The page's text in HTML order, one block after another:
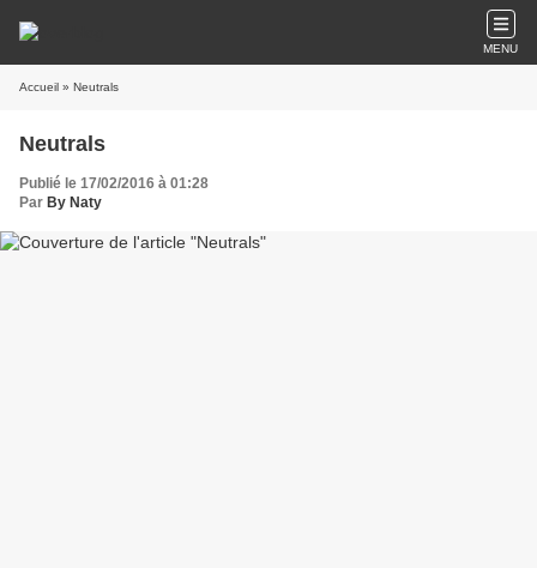
MENU
Accueil » Neutrals
Neutrals
Publié le 17/02/2016 à 01:28
Par By Naty